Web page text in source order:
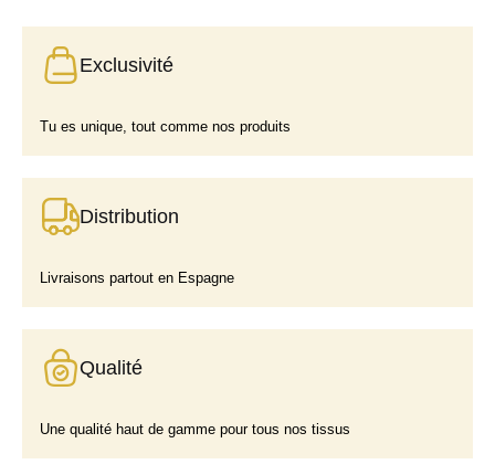
Exclusivité
Tu es unique, tout comme nos produits
Distribution
Livraisons partout en Espagne
Qualité
Une qualité haut de gamme pour tous nos tissus